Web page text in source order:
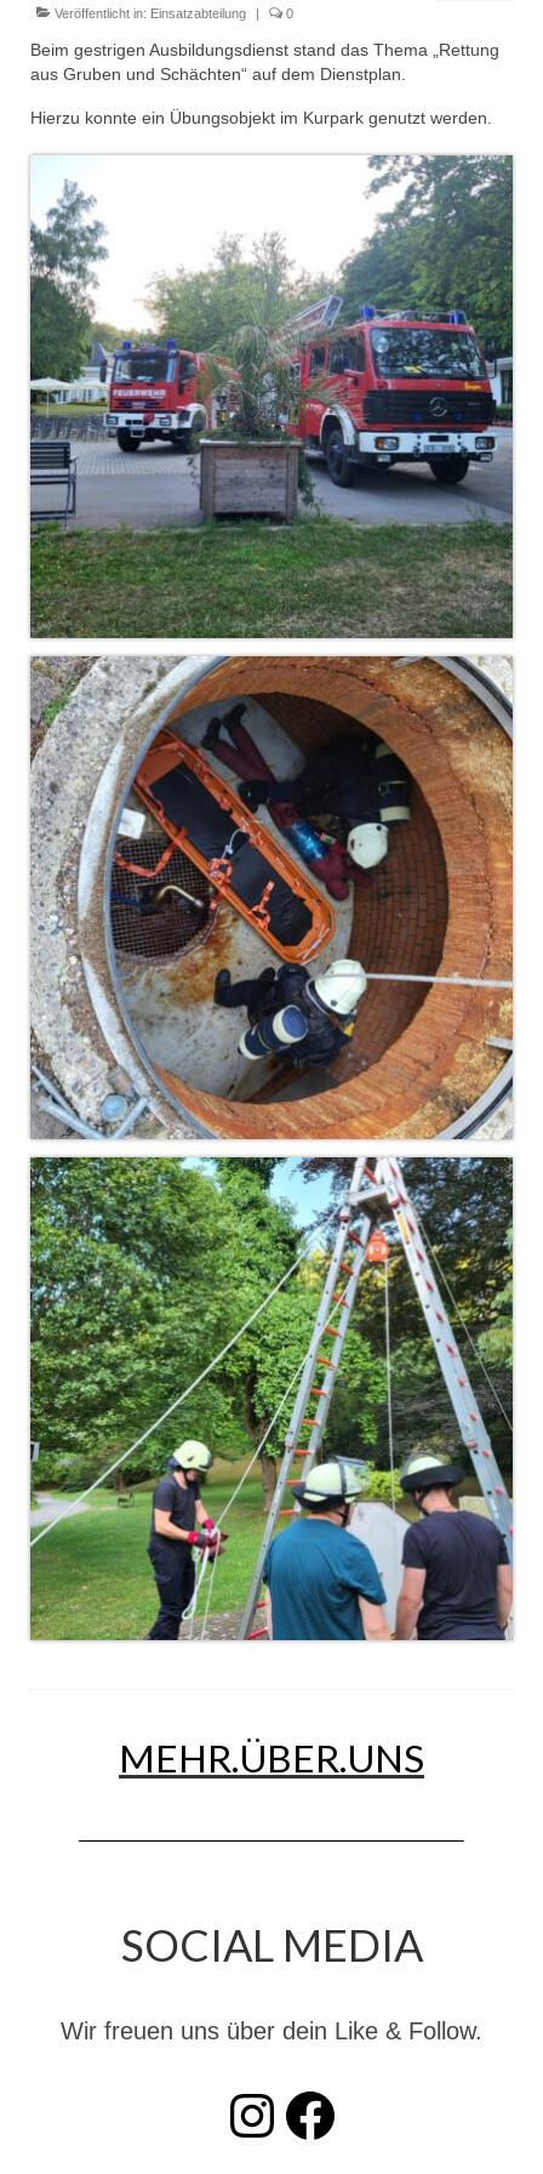
Dienstplan
Einsätze
Einsatzstichworte
Dienstplan
Gründung Jugendfeuerwehr 1996
25-jähriges Jubiläum Jugendfeuerwehr 2021
Kreiszeltlager 2023
Kinderfeuerwehr
Infos
Dienstplan
Katastrophenschutz
GDekonP-Zug
Dienstplan Dekon-Zug
KatS-Zug
Dienstplan KatS-Zug
10 Jahre KatS-Zug
Musikzug
Infos
Termine
Chronik des Musikzug
Christkindwiegen
Christkindwiegen 2024
Christkindwiegen 2023
Christkindwiegen 2022
Christkindwiegen 2021
Christkindwiegen 2019
Christkindwiegen 2018
Christkindwiegen 2017
Christkindwiegen 2016
Jahreskonzert 2017
Oktoberfestkonzert 2018
Oktoberfestkonzert 2022
Stützpunkt
Hilfeleistungslöschgruppenfahrzeug HLF
Veröffentlicht in: Einsatzabteilung | 0
Beim gestrigen Ausbildungsdienst stand das Thema „Rettung
aus Gruben und Schächten“ auf dem Dienstplan.
Hierzu konnte ein Übungsobjekt im Kurpark genutzt werden.
MEHR.ÜBER.UNS
SOCIAL MEDIA
Wir freuen uns über dein Like & Follow.
INSTAGRAM Facebook